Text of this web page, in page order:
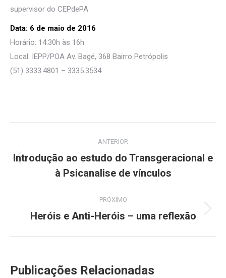
supervisor do CEPdePA
Data: 6 de maio de 2016
Horário: 14:30h às 16h
Local: IEPP/POA Av. Bagé, 368 Bairro Petrópolis
(51) 3333.4801 – 3335.3534
de
ANTERIOR
Post
anterior:
Introdução ao estudo do Transgeracional e
à Psicanalise de vínculos
PRÓXIMO
Próximo
Heróis e Anti-Heróis – uma reflexão
Publicações Relacionadas